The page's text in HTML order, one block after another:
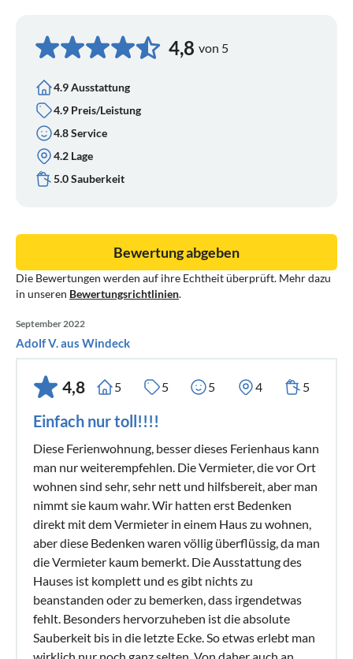
4,8 von 5
4.9 Ausstattung
4.9 Preis/Leistung
4.8 Service
4.2 Lage
5.0 Sauberkeit
Die Bewertungen werden auf ihre Echtheit überprüft. Mehr dazu
in unseren Bewertungsrichtlinien.
Bewertung abgeben
September 2022
Adolf V. aus Windeck
4,8 5 5 5 4 5
Einfach nur toll!!!!
Diese Ferienwohnung, besser dieses Ferienhaus kann
man nur weiterempfehlen. Die Vermieter, die vor Ort
wohnen sind sehr, sehr nett und hilfsbereit, aber man
nimmt sie kaum wahr. Wir hatten erst Bedenken
direkt mit dem Vermieter in einem Haus zu wohnen,
aber diese Bedenken waren völlig überflüssig, da man
die Vermieter kaum bemerkt. Die Ausstattung des
Hauses ist komplett und es gibt nichts zu
beanstanden oder zu bemerken, dass irgendetwas
fehlt. Besonders hervorzuheben ist die absolute
Sauberkeit bis in die letzte Ecke. So etwas erlebt man
wirklich nur noch ganz selten. Von daher auch an